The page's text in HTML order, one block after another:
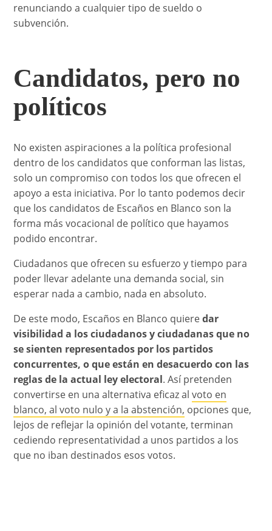
renunciando a cualquier tipo de sueldo o
subvención.
Candidatos, pero no
políticos
No existen aspiraciones a la política profesional
dentro de los candidatos que conforman las listas,
solo un compromiso con todos los que ofrecen el
apoyo a esta iniciativa. Por lo tanto podemos decir
que los candidatos de Escaños en Blanco son la
forma más vocacional de político que hayamos
podido encontrar.
Ciudadanos que ofrecen su esfuerzo y tiempo para
poder llevar adelante una demanda social, sin
esperar nada a cambio, nada en absoluto.
De este modo, Escaños en Blanco quieredar
visibilidad a los ciudadanos y ciudadanas que no
se sienten representados por los partidos
concurrentes, o que están en desacuerdo con las
reglas de la actual ley electoral. Así pretenden
convertirse en una alternativa eficaz alvoto en
blanco, al voto nulo y a la abstención, opciones que,
lejos de reflejar la opinión del votante, terminan
cediendo representatividad a unos partidos a los
que no iban destinados esos votos.